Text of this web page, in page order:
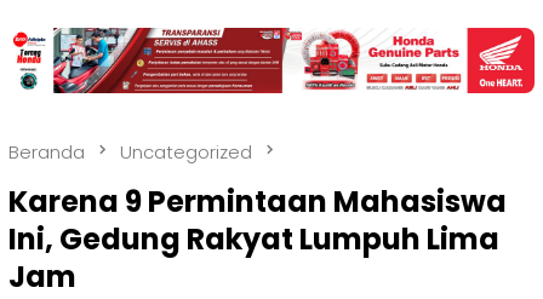
Beranda Uncategorized
Karena 9 Permintaan Mahasiswa
Ini, Gedung Rakyat Lumpuh Lima
Jam